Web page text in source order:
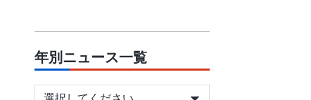
年別ニュース一覧